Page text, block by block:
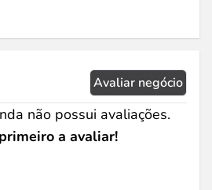
Avaliar negócio
não possui avaliações.
a avaliar!